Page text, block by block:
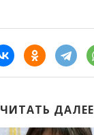
ЧИТАТЬ ДАЛЕЕ